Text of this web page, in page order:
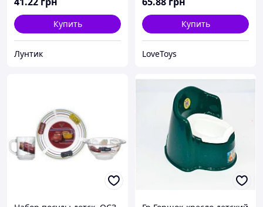
Купить
Лунтик
Купить
LoveToys